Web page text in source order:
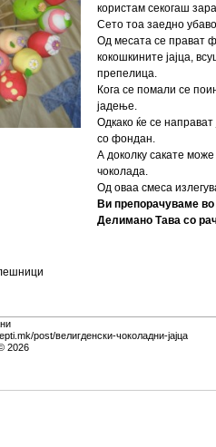
користам секогаш
Сето тоа заедно
Од месата се прават
кокошкините јајца,
препелица.
Кога се помали се
јадење.
Одкако ќе се
со фондан.
А доколку сакате
чоколада.
Од оваа смеса
Ви препорачуваме во
Делимано Тава со
post/велигденски-чоколадни-јајца
2026